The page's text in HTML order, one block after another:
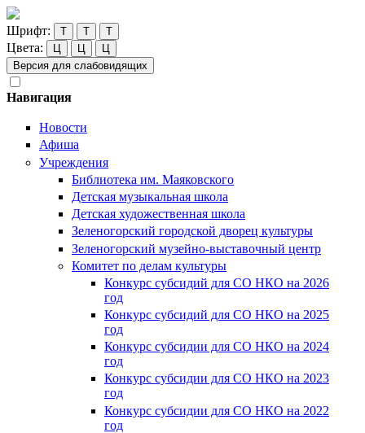
Шрифт: Т Т Т
Цвета: Ц Ц
Ц
Версия для слабовидящих
Навигация
Новости
Афиша
Учреждения
Библиотека им. Маяковского
Детская музыкальная школа
Детская художественная школа
Зеленогорский городской дворец культуры
Зеленогорский музейно-выставочный центр
Комитет по делам культуры
Конкурс субсидий для СО НКО на 2026
год
Конкурс субсидий для СО НКО на 2025
год
Конкурс субсидии для СО НКО на 2024
год
Конкурс субсидии для СО НКО на 2023
год
Конкурс субсидии для СО НКО на 2022
год